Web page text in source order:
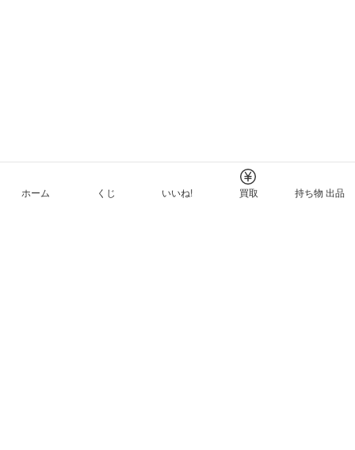
ホーム くじ いいね! 買取 持ち物 出品